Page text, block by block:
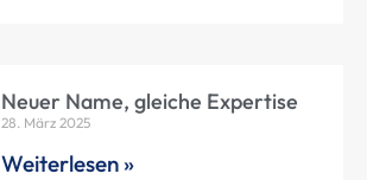
Neuer Name, gleiche Expertise
28. März 2025
Weiterlesen »